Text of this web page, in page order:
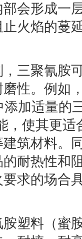
会形成一
火焰的蔓
三聚氰胺
性。例如
添加适量的
，使其更适
筑材料。
耐热性和
求的场合
塑料（蜜